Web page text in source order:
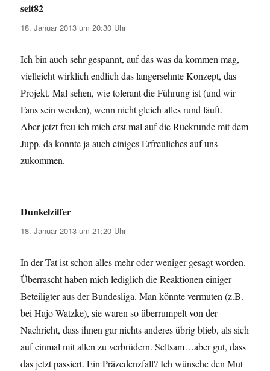
seit82
18. Januar 2013 um 20:30 Uhr
Ich bin auch sehr gespannt, auf das was da kommen mag,
vielleicht wirklich endlich das langersehnte Konzept, das
Projekt. Mal sehen, wie tolerant die Führung ist (und wir
Fans sein werden), wenn nicht gleich alles rund läuft.
Aber jetzt freu ich mich erst mal auf die Rückrunde mit dem
Jupp, da könnte ja auch einiges Erfreuliches auf uns
zukommen.
Dunkelziffer
18. Januar 2013 um 21:20 Uhr
In der Tat ist schon alles mehr oder weniger gesagt worden.
Überrascht haben mich lediglich die Reaktionen einiger
Beteiligter aus der Bundesliga. Man könnte vermuten (z.B.
bei Hajo Watzke), sie waren so überrumpelt von der
Nachricht, dass ihnen gar nichts anderes übrig blieb, als sich
auf einmal mit allen zu verbrüdern. Seltsam…aber gut, dass
das jetzt passiert. Ein Präzedenzfall? Ich wünsche den Mut